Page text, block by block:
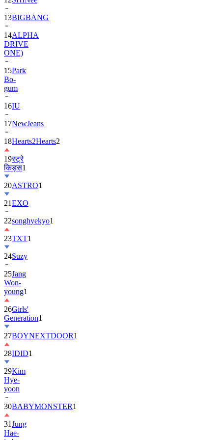
13BIGBANG
14ALPHA
DRIVE
ONE)
15Park
Bo-
gum
16IU
17NewJeans
18Hearts2Hearts2
19स्ट्रे
किड्स1
20ASTRO1
21EXO
22songhyekyo1
23TXT1
24Suzy
25Jang
Won-
young1
26Girls'
Generation1
27BOYNEXTDOOR1
28IDID1
29Kim
Hye-
yoon
30BABYMONSTER1
31Jung
Hae-